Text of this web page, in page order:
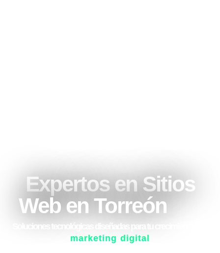
Expertos en Sitios
Web en Torreón
Soluciones tecnológicas diseñadas para tu crecimiento con
marketing digital